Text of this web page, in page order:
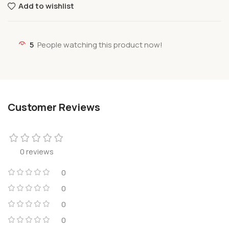
Add to wishlist
5 People watching this product now!
Customer Reviews
0 reviews
0
0
0
0